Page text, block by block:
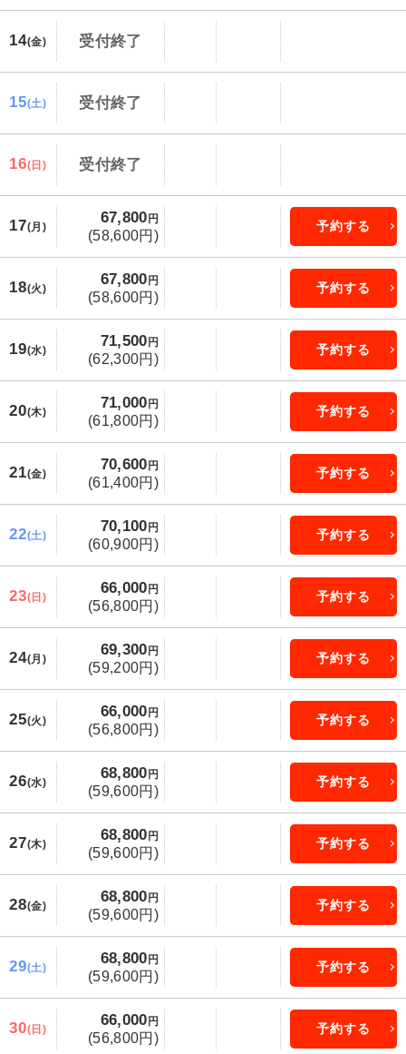
14(金) 受付終了
15(土) 受付終了
16(日) 受付終了
17(月)
67,800 円
(58,600円)
予約する
18(火)
67,800 円
(58,600円)
予約する
19(水)
71,500 円
(62,300円)
予約する
20(木)
71,000 円
(61,800円)
予約する
21(金)
70,600 円
(61,400円)
予約する
22(土)
70,100 円
(60,900円)
予約する
23(日)
66,000 円
(56,800円)
予約する
24(月)
69,300 円
(59,200円)
予約する
25(火)
66,000 円
(56,800円)
予約する
26(水)
68,800 円
(59,600円)
予約する
27(木)
68,800 円
(59,600円)
予約する
28(金)
68,800 円
(59,600円)
予約する
29(土)
68,800 円
(59,600円)
予約する
30(日)
66,000 円
(56,800円)
予約する